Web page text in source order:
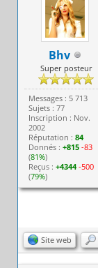
Bhv
Super posteur
Messages : 5 713
Sujets : 77
Inscription : Nov.
2002
Réputation :84
Donnés :+815 -83
(81%)
Reçus :+4344 -500
(79%)
Site web